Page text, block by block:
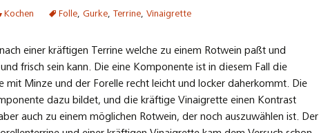
Kochen Folle, Gurke, Terrine, Vinaigrette
einer kräftigen Terrine welche zu einem Rotwein paßt und
frisch sein kann. Die eine Komponente ist in diesem Fall die
mit Minze und der Forelle recht leicht und locker daherkommt. Die
dazu bildet, und die kräftige Vinaigrette einen Kontrast
auch zu einem möglichen Rotwein, der noch auszuwählen ist. Der